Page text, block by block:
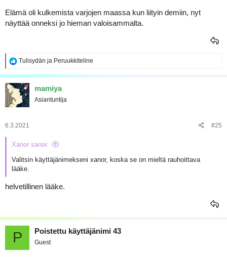
Elämä oli kulkemista varjojen maassa kun liityin demiin, nyt
näyttää onneksi jo hieman valoisammalta.
R
a
k
t
o
:
Tulisydän ja Peruukkiteline
mamiya
Asiantuntija
6.3.2021 #25
Xanor sanoi:
Valitsin käyttäjänimekseni xanor, koska se on mieltä rauhoittava
lääke.
helvetillinen lääke.
P Poistettu käyttäjänimi 43
Guest